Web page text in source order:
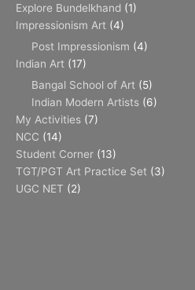
Explore Bundelkhand (1)
Impressionism Art (4)
Post Impressionism (4)
Indian Art (17)
Bangal School of Art (5)
Indian Modern Artists (6)
My Activities (7)
NCC (14)
Student Corner (13)
TGT/PGT Art Practice Set (3)
UGC NET (2)